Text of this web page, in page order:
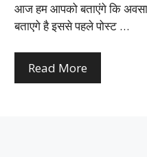
आज हम आपको बताएंगे कि अवसान
बताएगे है इससे पहले पोस्ट …
Read More